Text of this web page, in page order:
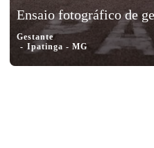
Gestante
Ipatinga - MG